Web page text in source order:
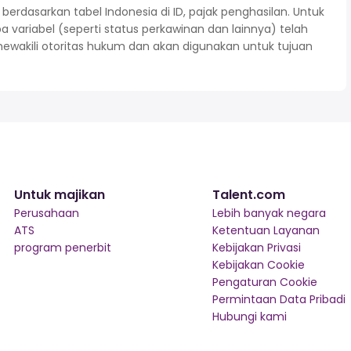
tabel Indonesia di ID, pajak penghasilan. Untuk
variabel (seperti status perkawinan dan lainnya) telah
otoritas hukum dan akan digunakan untuk tujuan
Untuk majikan
Perusahaan
ATS
program penerbit
Talent.com
Lebih banyak negara
Ketentuan Layanan
Kebijakan Privasi
Kebijakan Cookie
Pengaturan Cookie
Permintaan Data Pribadi
Hubungi kami